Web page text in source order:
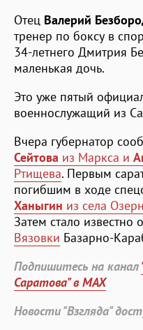
Отец Валерий
тренер по боксу в
34-летнего Дмитрия
маленькая дочь.
Это уже пятый
военнослужащий из
Вчера губернатор
Сейтова из Маркса и
Ртищева. Первым
погибшим в ходе
Ханыгин из села
Затем стало известно
Вязовки Базарно-
Подпишитесь на канал
Саратова" в MAX
Новости "Взгляда"